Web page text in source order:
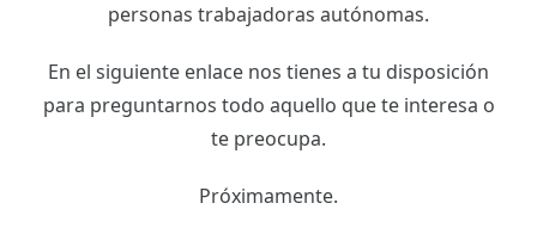
personas trabajadoras autónomas.
En el siguiente enlace nos tienes a tu disposición
para preguntarnos todo aquello que te interesa o
te preocupa.
Próximamente.